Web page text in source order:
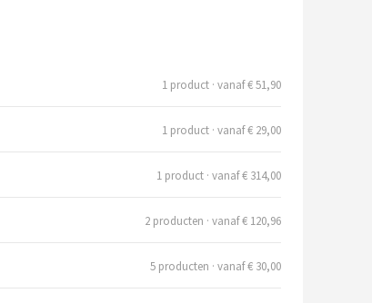
1 product · vanaf € 51,90
1 product · vanaf € 29,00
1 product · vanaf € 314,00
2 producten · vanaf € 120,96
5 producten · vanaf € 30,00